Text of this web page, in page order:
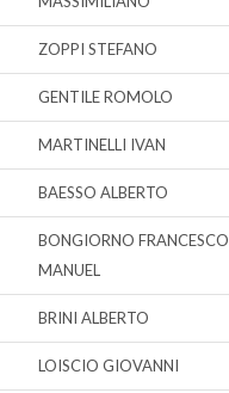
ZOPPI STEFANO
GENTILE ROMOLO
MARTINELLI IVAN
BAESSO ALBERTO
BONGIORNO FRANCESCO
MANUEL
BRINI ALBERTO
LOISCIO GIOVANNI